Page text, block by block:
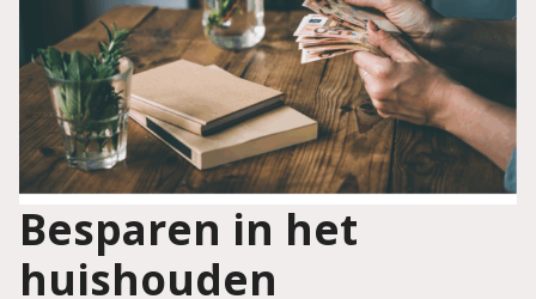
Besparen in het
huishouden